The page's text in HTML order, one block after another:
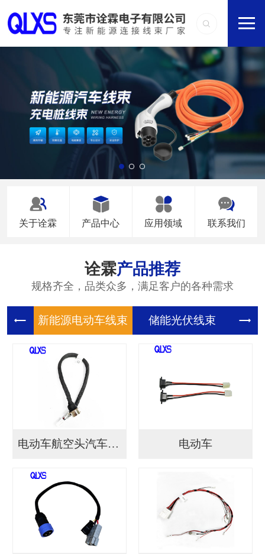
关于诠霖 产品中心 应用领域 联系我们
诠霖产品推荐
规格齐全，品类众多，满足客户的各种需求
新能源电 储能光伏
电动车航空头汽车连接... 电动车